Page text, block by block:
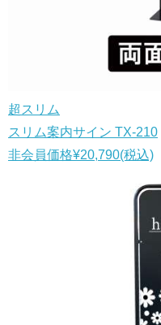
超スリム
スリム案内サイン TX-210
非会員価格¥20,790(税込)